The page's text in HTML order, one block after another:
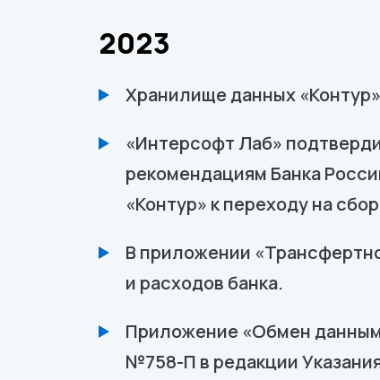
2023
Хранилище данных
«Интерсофт Лаб»
рекомендациям Банка
«Контур» к переходу на
В приложении
и расходов банка.
Приложение «Обмен
№758-П в редакции